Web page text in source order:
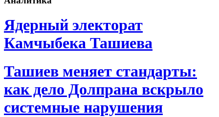
Ядерный электорат
Камчыбека Ташиева
Ташиев меняет стандарты:
как дело Долпрана вскрыло
системные нарушения